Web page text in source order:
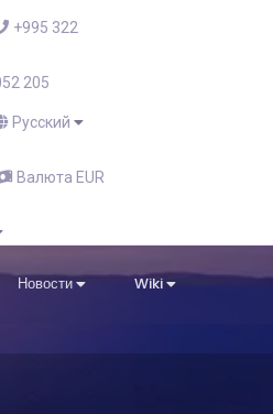
+995 322
205
Русский
Валюта EUR
Новости Wiki